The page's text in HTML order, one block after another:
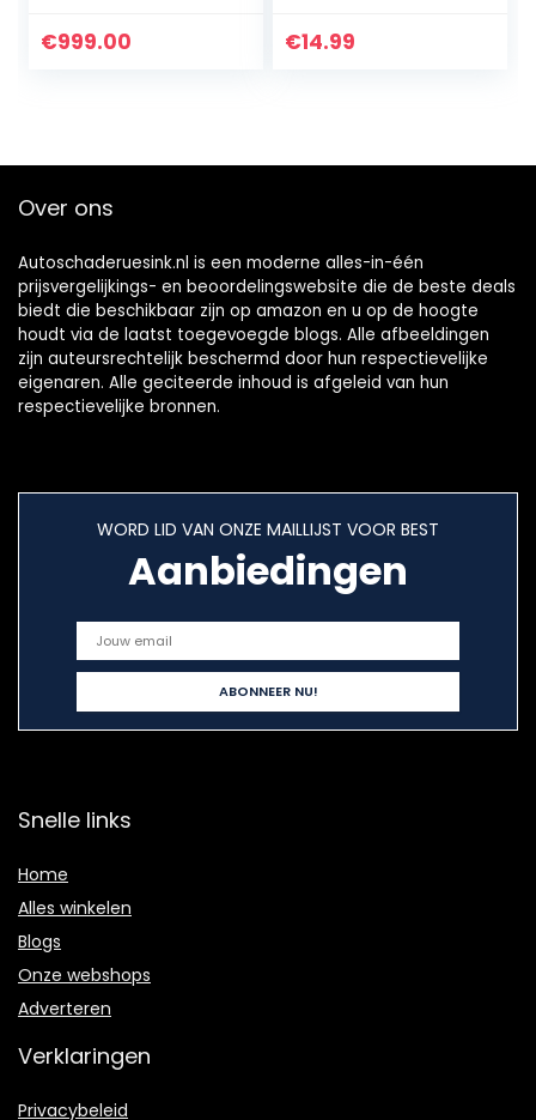
Jaar Gratis
€999.00 €14.99
Over ons
Autoschaderuesink.nl is een moderne alles-in-één
prijsvergelijkings- en beoordelingswebsite die de beste deals
biedt die beschikbaar zijn op amazon en u op de hoogte
houdt via de laatst toegevoegde blogs. Alle afbeeldingen
zijn auteursrechtelijk beschermd door hun respectievelijke
eigenaren. Alle geciteerde inhoud is afgeleid van hun
respectievelijke bronnen.
WORD LID VAN ONZE MAILLIJST VOOR BEST
Aanbiedingen
Snelle links
Home
Alles winkelen
Blogs
Onze webshops
Adverteren
Verklaringen
Privacybeleid